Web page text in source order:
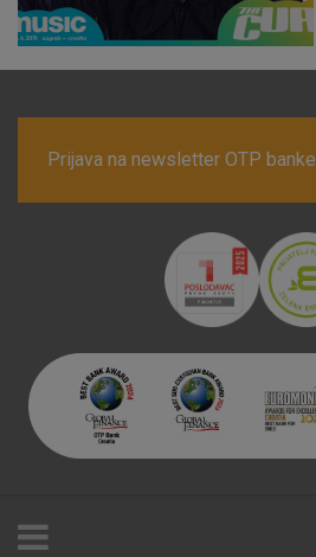
Prijava na newsletter OTP banke